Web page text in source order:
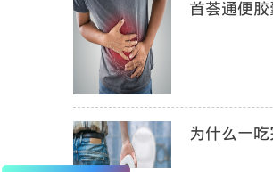
首荟通便
为什么一